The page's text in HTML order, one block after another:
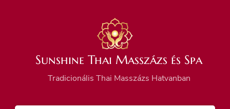
Sunshine Thai Masszázs és Spa
Tradicionális Thai Masszázs Hatvanban